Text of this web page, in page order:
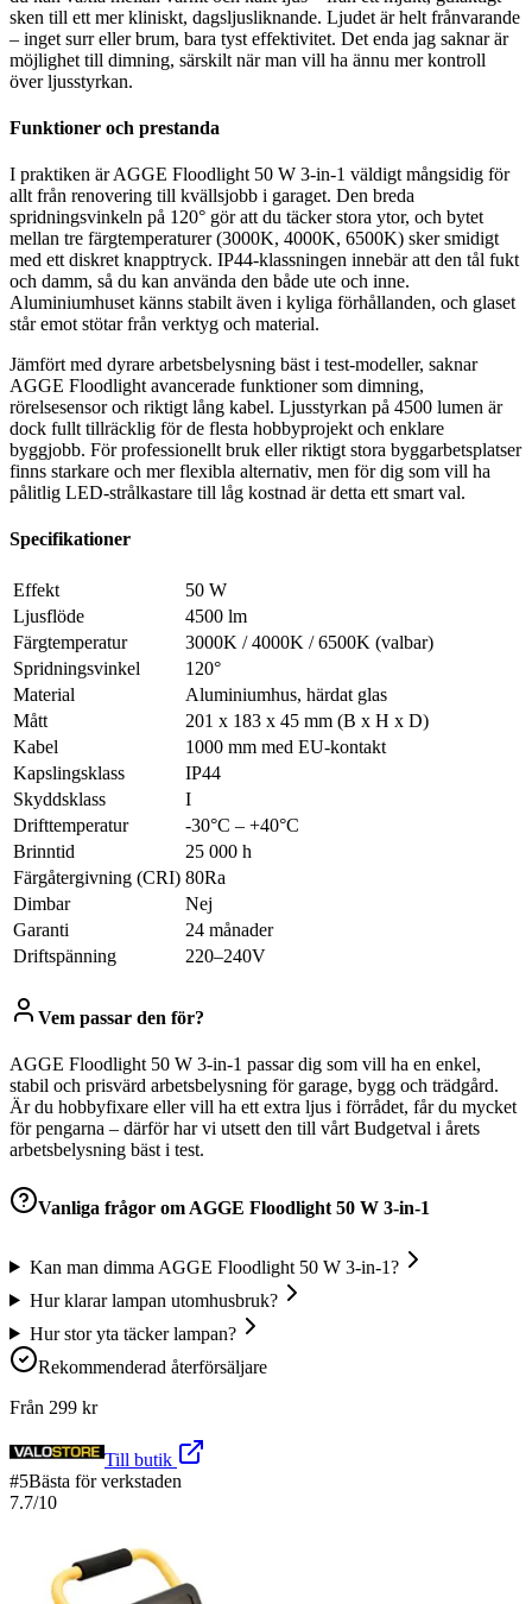
sken till ett mer kliniskt, dagsljusliknande. Ljudet är helt frånvarande
– inget surr eller brum, bara tyst effektivitet. Det enda jag saknar är
möjlighet till dimning, särskilt när man vill ha ännu mer kontroll
över ljusstyrkan.
Funktioner och prestanda
I praktiken är AGGE Floodlight 50 W 3-in-1 väldigt mångsidig för
allt från renovering till kvällsjobb i garaget. Den breda
spridningsvinkeln på 120° gör att du täcker stora ytor, och bytet
mellan tre färgtemperaturer (3000K, 4000K, 6500K) sker smidigt
med ett diskret knapptryck. IP44-klassningen innebär att den tål fukt
och damm, så du kan använda den både ute och inne.
Aluminiumhuset känns stabilt även i kyliga förhållanden, och glaset
står emot stötar från verktyg och material.
Jämfört med dyrare arbetsbelysning bäst i test-modeller, saknar
AGGE Floodlight avancerade funktioner som dimning,
rörelsesensor och riktigt lång kabel. Ljusstyrkan på 4500 lumen är
dock fullt tillräcklig för de flesta hobbyprojekt och enklare
byggjobb. För professionellt bruk eller riktigt stora byggarbetsplatser
finns starkare och mer flexibla alternativ, men för dig som vill ha
pålitlig LED-strålkastare till låg kostnad är detta ett smart val.
Specifikationer
Effekt
50 W
Ljusflöde
4500 lm
Färgtemperatur
3000K / 4000K / 6500K (valbar)
Spridningsvinkel
120°
Material
Aluminiumhus, härdat glas
Mått
201 x 183 x 45 mm (B x H x D)
Kabel
1000 mm med EU-kontakt
Kapslingsklass
IP44
Skyddsklass
I
Drifttemperatur
-30°C – +40°C
Brinntid
25 000 h
Färgåtergivning (CRI) 80Ra
Dimbar
Nej
Garanti
24 månader
Driftspänning
220–240V
Vem passar den för?
AGGE Floodlight 50 W 3-in-1 passar dig som vill ha en enkel,
stabil och prisvärd arbetsbelysning för garage, bygg och trädgård.
Är du hobbyfixare eller vill ha ett extra ljus i förrådet, får du mycket
för pengarna – därför har vi utsett den till vårt Budgetval i årets
arbetsbelysning bäst i test.
Vanliga frågor om AGGE Floodlight 50 W 3-in-1
Kan man dimma AGGE Floodlight 50 W 3-in-1?
Hur klarar lampan utomhusbruk?
Hur stor yta täcker lampan?
Rekommenderad återförsäljare
Från 299 kr
Till butik
#5Bästa för verkstaden
7.7/10